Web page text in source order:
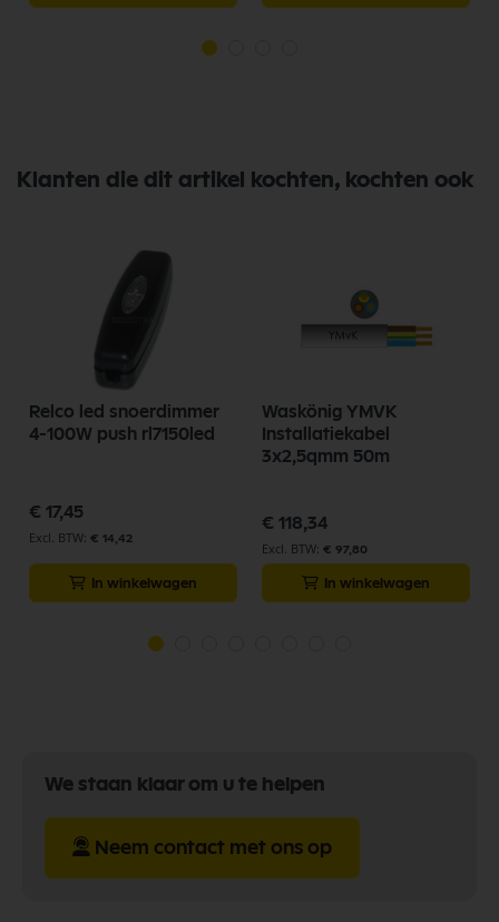
Klanten die dit artikel kochten, kochten ook
Relco led snoerdimmer
4-100W push rl7150led
€ 17,45
€ 14,42
In winkelwagen
Waskönig YMVK
Installatiekabel
3x2,5qmm 50m
€ 118,34
€ 97,80
In winkelwagen
We staan klaar om u te helpen
Neem contact met ons op